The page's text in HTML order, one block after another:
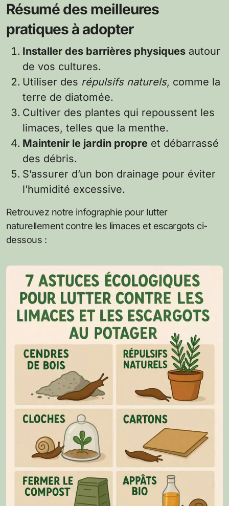
Résumé des meilleures
pratiques à adopter
Installer des barrières physiques autour
de vos cultures.
Utiliser des répulsifs naturels, comme la
terre de diatomée.
Cultiver des plantes qui repoussent les
limaces, telles que la menthe.
Maintenir le jardin propre et débarrassé
des débris.
S’assurer d’un bon drainage pour éviter
l’humidité excessive.
Retrouvez notre infographie pour lutter
naturellement contre les limaces et escargots ci-
dessous :